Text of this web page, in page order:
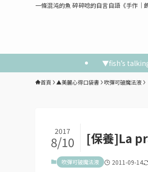
一條混沌的魚 碎碎唸的自言自語《手作
▼fish’s
首頁 ▲美麗心得口袋書 吹彈可破魔法液
[保養]La
2017
8/10
吹彈可破魔法液 2011-09-14